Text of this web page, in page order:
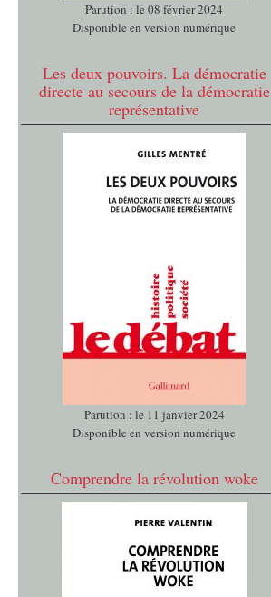
Parution : le 08 février 2024
Disponible en version numérique
Les deux pouvoirs. La démocratie
directe au secours de la démocratie
représentative
Parution : le 11 janvier 2024
Disponible en version numérique
Comprendre la révolution woke